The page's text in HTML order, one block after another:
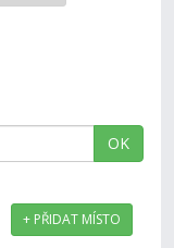
OK
+ PŘIDAT MÍSTO